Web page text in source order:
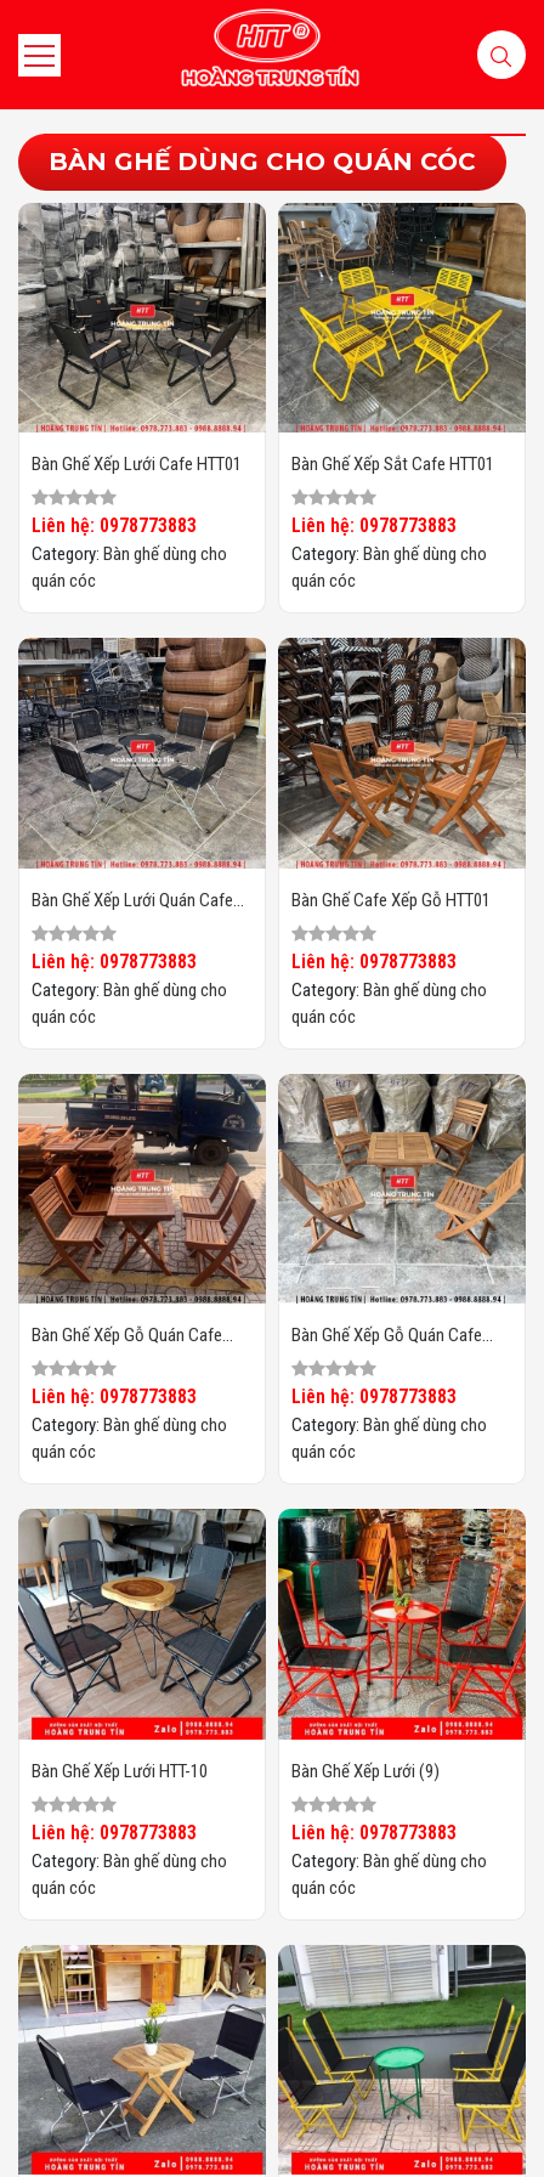
BÀN GHẾ DÙNG CHO QUÁN CÓC
Bàn Ghế Xếp Lưới Cafe HTT01
Liên hệ: 0978773883
Category: Bàn ghế dùng cho
quán cóc
Bàn Ghế Xếp Sắt Cafe HTT01
Liên hệ: 0978773883
Category: Bàn ghế dùng cho
quán cóc
Bàn Ghế Xếp Lưới Quán Cafe
HTT01
Liên hệ: 0978773883
Category: Bàn ghế dùng cho
quán cóc
Bàn Ghế Cafe Xếp Gỗ HTT01
Liên hệ: 0978773883
Category: Bàn ghế dùng cho
quán cóc
Bàn Ghế Xếp Gỗ Quán Cafe
Cóc HTT02
Liên hệ: 0978773883
Category: Bàn ghế dùng cho
quán cóc
Bàn Ghế Xếp Gỗ Quán Cafe
Cóc HTT01
Liên hệ: 0978773883
Category: Bàn ghế dùng cho
quán cóc
Bàn Ghế Xếp Lưới HTT-10
Liên hệ: 0978773883
Category: Bàn ghế dùng cho
quán cóc
Bàn Ghế Xếp Lưới (9)
Liên hệ: 0978773883
Category: Bàn ghế dùng cho
quán cóc